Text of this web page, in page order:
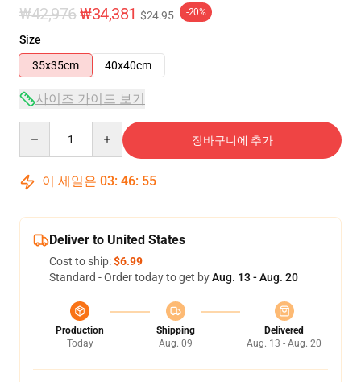
₩42,976₩34,381 $24.95 -20%
Size
35x35cm
40x40cm
사이즈 가이드 보기
장바구니에 추가
이 세일은 03: 46: 54
Deliver to United States
Cost to ship:$6.99
Standard - Order today to get byAug. 13 - Aug. 20
Production
Today
Shipping
Aug. 09
Delivered
Aug. 13 - Aug. 20